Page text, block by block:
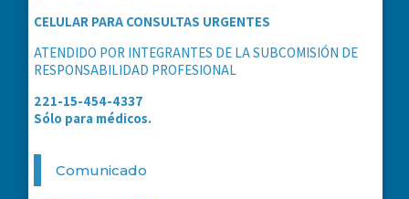
CELULAR PARA CONSULTAS URGENTES
ATENDIDO POR INTEGRANTES DE LA SUBCOMISIÓN DE
RESPONSABILIDAD PROFESIONAL
221-15-454-4337
Sólo para médicos.
Comunicado